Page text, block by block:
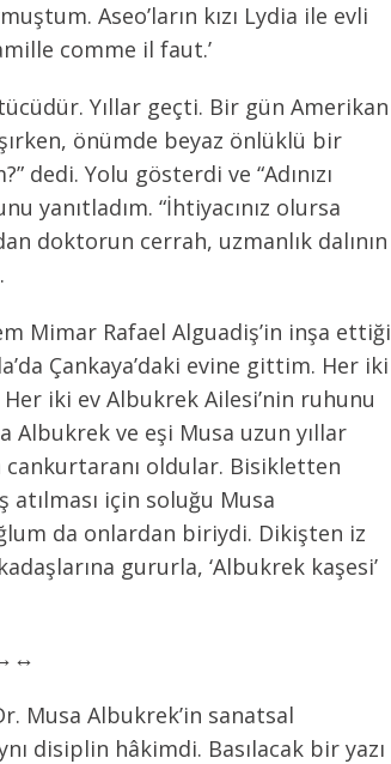
Aseo’ların kızı Lydia ile evli
comme il faut.’
Yıllar geçti. Bir gün Amerikan
önümde beyaz önlüklü bir
dedi. Yolu gösterdi ve “Adınızı
yanıtladım. “İhtiyacınız olursa
doktorun cerrah, uzmanlık dalının
Mimar Rafael Alguadiş’in inşa ettiği
Çankaya’daki evine gittim. Her iki
iki ev Albukrek Ailesi’nin ruhunu
Albukrek ve eşi Musa uzun yıllar
cankurtaranı oldular. Bisikletten
için soluğu Musa
da onlardan biriydi. Dikişten iz
gururla, ‘Albukrek kaşesi’
Musa Albukrek’in sanatsal
disiplin hâkimdi. Basılacak bir yazı